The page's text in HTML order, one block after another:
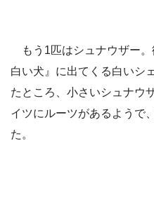
もう1匹はシュナウザー
白い犬』に出てくる白いシ
たところ、小さいシュナウ
イツにルーツがあるようで
た。